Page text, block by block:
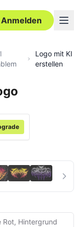
Anmelden
Logo mit KI
erstellen